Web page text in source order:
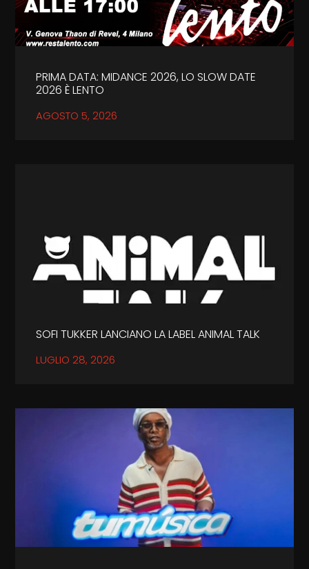
PRIMA DATA: MIDANCE 2026, LO SLOW DATE
2026 È LENTO
AGOSTO 5, 2026
SOFI TUKKER LANCIANO LA LABEL ANIMAL TALK
LUGLIO 28, 2026